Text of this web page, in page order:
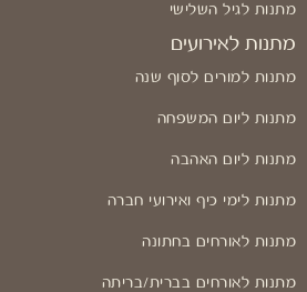
מתנות לגיל השלישי
מתנות לאירועים
מתנות למורים לסוף שנה
מתנות ליום המשפחה
מתנות ליום האהבה
מתנות לימי כיף ואירועי חברה
מתנות לאורחים בחתונה
מתנות לאורחים בברית/בריתה